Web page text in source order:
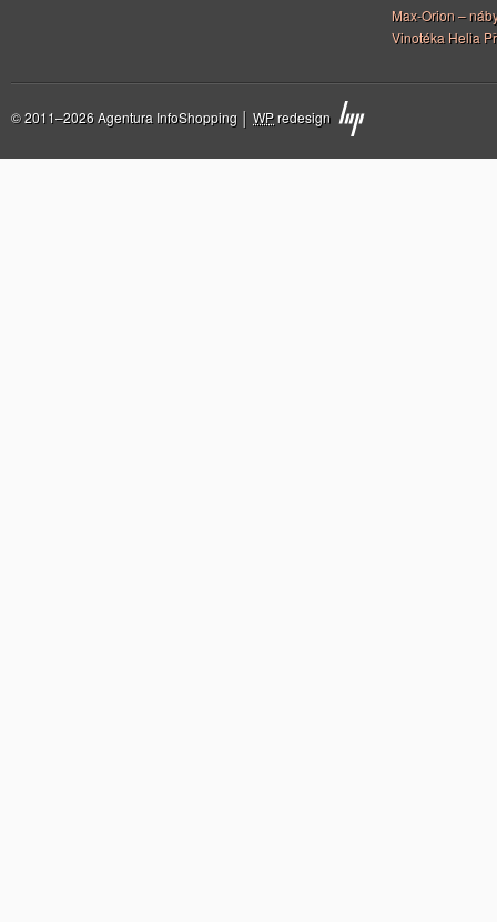
Max-Orion –
Vinotéka Helia
© 2011–2026 Agentura InfoShopping │ WPredesign